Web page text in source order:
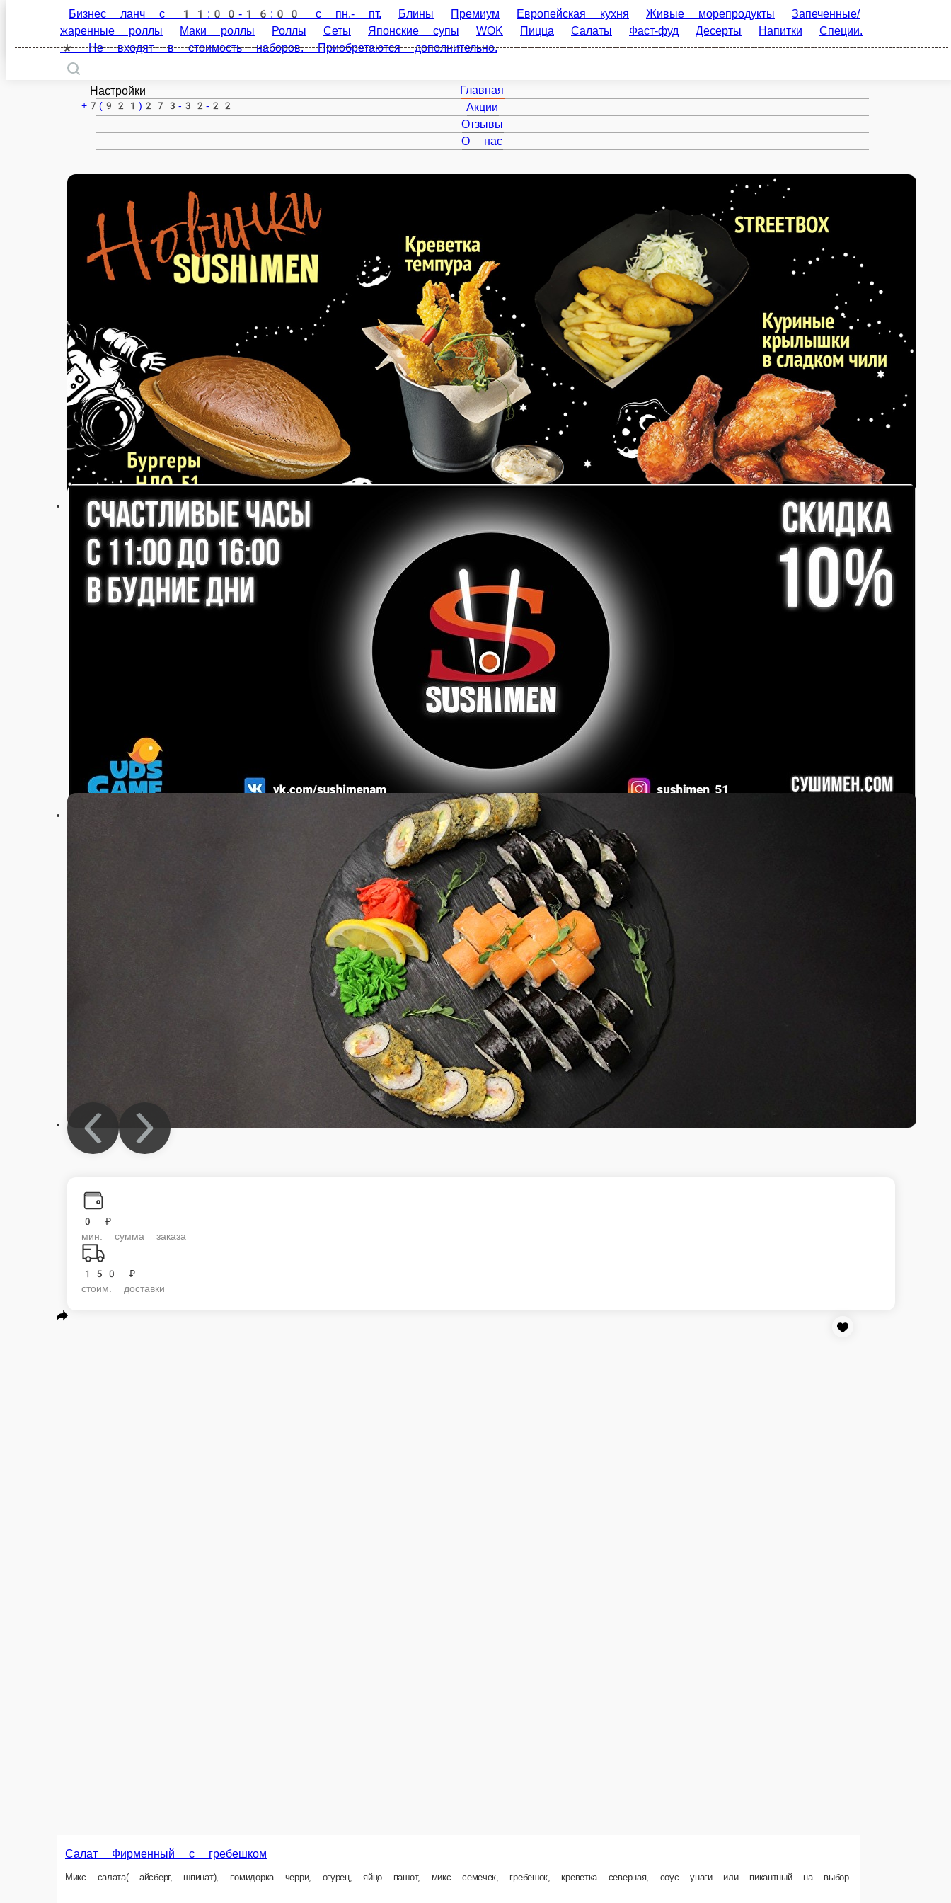
Полярный
ru
Настройки
+7(921)273-32-22
Главная
Акции
Отзывы
О нас
0 ₽
мин. сумма заказа
150 ₽
стоим. доставки
Бизнес ланч с 11:00-16:00 с пн.- пт. Блины Премиум Европейская кухня Живые морепродукты
Запеченные/
жаренные роллы
Маки роллы Роллы Сеты Японские супы WOK Пицца Салаты Фаст-фуд Десерты Напитки
Специи.
* Не входят в стоимость наборов. Приобретаются дополнительно.
Салат Фирменный с гребешком
Микс салата( айсберг, шпинат), помидорка черри, огурец, яйцо пашот, микс семечек, гребешок, креветка северная, соус унаги или пикантный на выбор.